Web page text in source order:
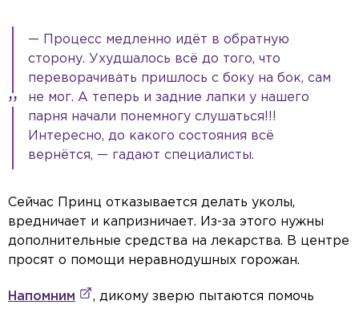
— Процесс медленно идёт в обратную
сторону. Ухудшалось всё до того, что
переворачивать пришлось с боку на бок, сам
не мог. А теперь и задние лапки у нашего
парня начали понемногу слушаться!!!
Интересно, до какого состояния всё
вернётся, — гадают специалисты.
Сейчас Принц отказывается делать уколы,
вредничает и капризничает. Из-за этого нужны
дополнительные средства на лекарства. В центре
просят о помощи неравнодушных горожан.
Напомним
, дикому зверю пытаются помочь